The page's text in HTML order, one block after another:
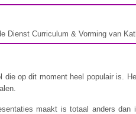
Dienst Curriculum & Vorming van
die op dit moment heel populair is.
maakt is totaal anders